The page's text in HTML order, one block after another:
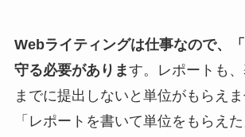
Webライティングは仕事なので、「
守る必要があります。レポートも
までに提出しないと単位がもらえま
「レポートを書いて単位をもらえ